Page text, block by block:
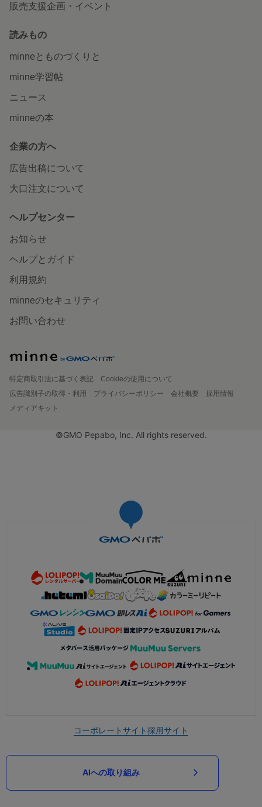
販売支援企画・イベント
読みもの
minneとものづくりと
minne学習帖
ニュース
minneの本
企業の方へ
広告出稿について
大口注文について
ヘルプセンター
お知らせ
ヘルプとガイド
利用規約
minneのセキュリティ
お問い合わせ
特定商取引法に基づく表記
Cookieの使用について
広告識別子の取得・利用
プライバシーポリシー 会社概要
採用情報
メディアキット
©GMO Pepabo, Inc. All rights reserved.
コーポレートサイト採用サイト
AIへの取り組み